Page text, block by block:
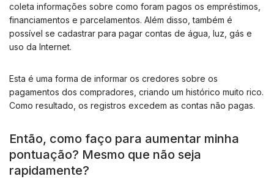
coleta informações sobre como foram pagos os empréstimos,
financiamentos e parcelamentos. Além disso, também é
possível se cadastrar para pagar contas de água, luz, gás e
uso da Internet.
Esta é uma forma de informar os credores sobre os
pagamentos dos compradores, criando um histórico muito rico.
Como resultado, os registros excedem as contas não pagas.
Então, como faço para aumentar minha
pontuação? Mesmo que não seja
rapidamente?